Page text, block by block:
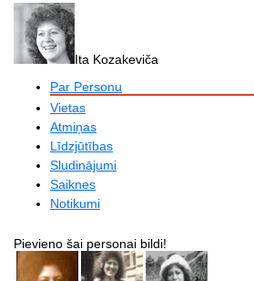
Ita Kozakeviča
Par Personu
Vietas
Atmiņas
Līdzjūtības
Sludinājumi
Saiknes
Notikumi
Pievieno šai personai bildi!